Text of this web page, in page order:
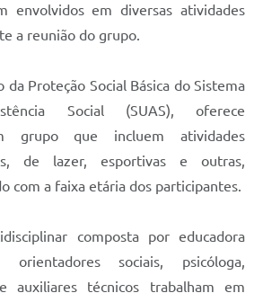
envolvidos em diversas atividades
a reunião do grupo.
da Proteção Social Básica do Sistema
Social (SUAS), oferece
grupo que incluem atividades
de lazer, esportivas e outras,
com a faixa etária dos participantes.
composta por educadora
orientadores sociais, psicóloga,
auxiliares técnicos trabalham em